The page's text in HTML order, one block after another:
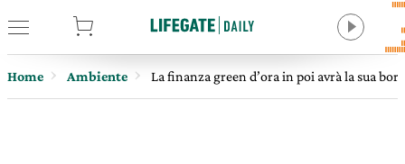
Home Ambiente La finanza green d’ora in poi avrà la sua